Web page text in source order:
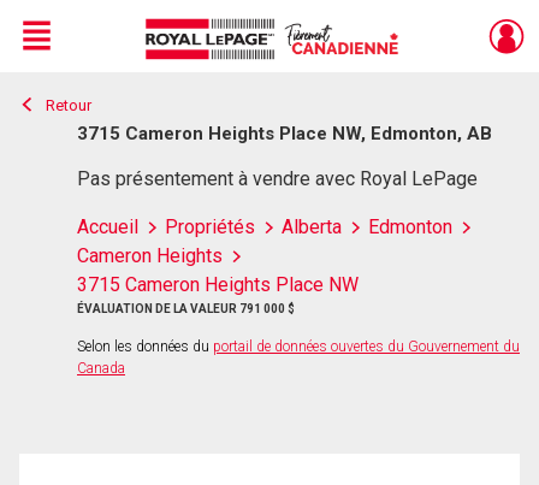
Live
En Direct
Menu
Retour
3715 Cameron Heights Place NW, Edmonton, AB
Pas présentement à vendre avec Royal LePage
Accueil Propriétés Alberta
Edmonton
Cameron Heights
3715 Cameron Heights Place NW
ÉVALUATION DE LA VALEUR 791 000 $
Selon les données du portail de données ouvertes du Gouvernement du
Canada